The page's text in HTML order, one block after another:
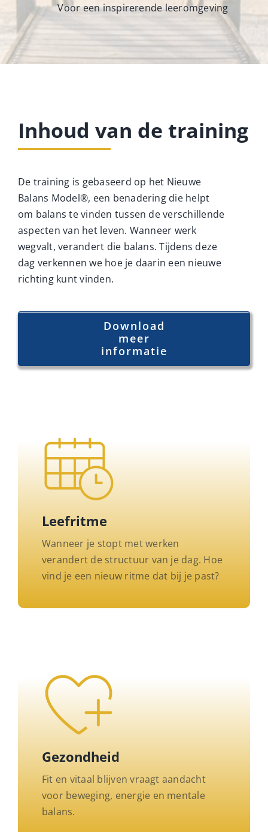
Voor een inspirerende leeromgeving
Inhoud van de training
De training is gebaseerd op het Nieuwe
Balans Model®, een benadering die helpt
om balans te vinden tussen de verschillende
aspecten van het leven. Wanneer werk
wegvalt, verandert die balans. Tijdens deze
dag verkennen we hoe je daarin een nieuwe
richting kunt vinden.
Download
meer
informatie
Leefritme
Wanneer je stopt met werken
verandert de structuur van je dag. Hoe
vind je een nieuw ritme dat bij je past?
Gezondheid
Fit en vitaal blijven vraagt aandacht
voor beweging, energie en mentale
balans.